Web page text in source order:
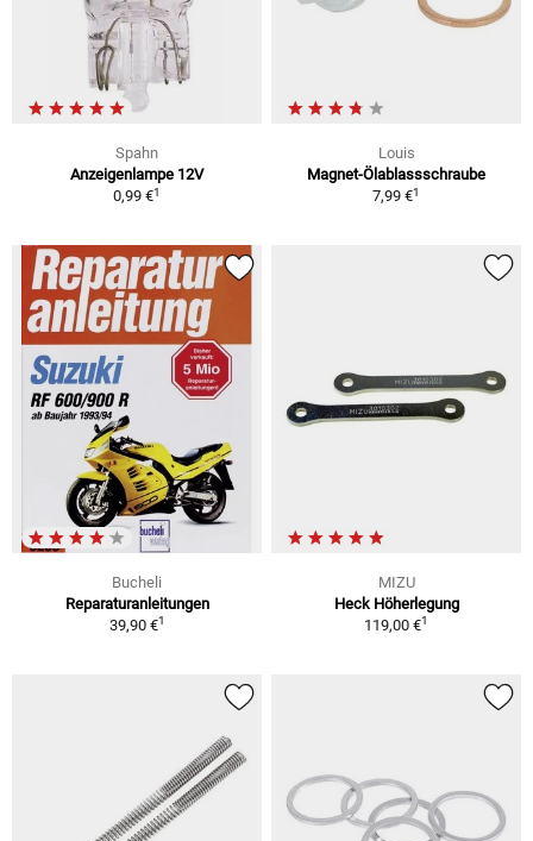
Spahn
Anzeigenlampe 12V
0,99 €1
Louis
Magnet-Ölablassschraube
7,99 €1
Bucheli
Reparaturanleitungen
39,90 €1
MIZU
Heck Höherlegung
119,00 €1